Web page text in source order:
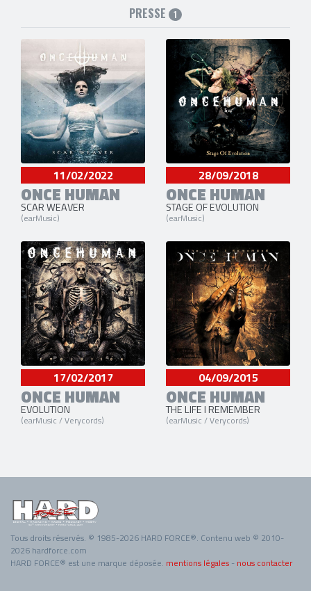
PRESSE 1
11/02/2022
ONCE HUMAN
SCAR WEAVER
(earMusic)
28/09/2018
ONCE HUMAN
STAGE OF EVOLUTION
(earMusic)
17/02/2017
ONCE HUMAN
EVOLUTION
(earMusic / Verycords)
04/09/2015
ONCE HUMAN
THE LIFE I REMEMBER
(earMusic / Verycords)
Tous droits réservés. © 1985-2026 HARD FORCE®. Contenu web © 2010-
2026 hardforce.com
HARD FORCE® est une marque déposée. mentions légales - nous contacter